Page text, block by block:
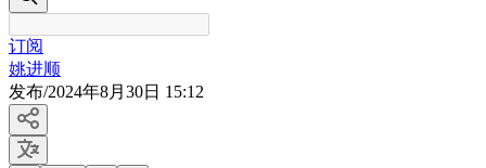
订阅
姚进顺
发布/2024年8月30日 15:12